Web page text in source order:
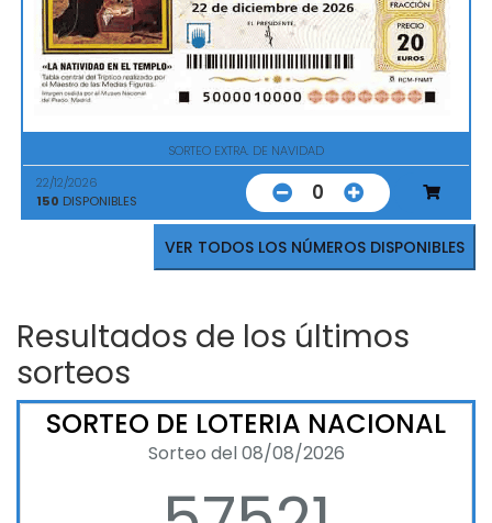
SORTEO EXTRA. DE NAVIDAD
22/12/2026
150 DISPONIBLES 0
VER TODOS LOS NÚMEROS DISPONIBLES
Resultados de los últimos
sorteos
SORTEO DE LOTERIA NACIONAL
Sorteo del 08/08/2026